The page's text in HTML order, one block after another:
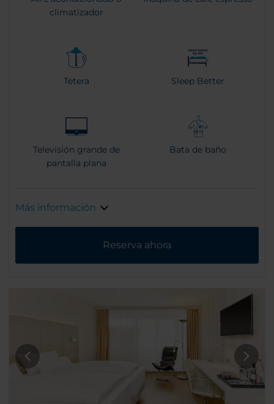
climatizador
Tetera Sleep Better
Televisión grande de
pantalla plana
Bata de baño
Más información
Reserva ahora